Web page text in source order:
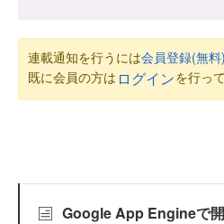
連載通知を行うには会員登録(無料)
既に会員の方は ログインを行っ
Google App Engineで